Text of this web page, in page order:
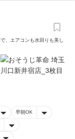
、エアコンも水回りも美し
早朝OK